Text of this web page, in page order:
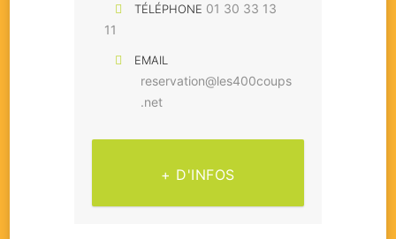
TÉLÉPHONE 01 30 33 13
11
EMAIL
reservation@les400coups
.net
+ D'INFOS